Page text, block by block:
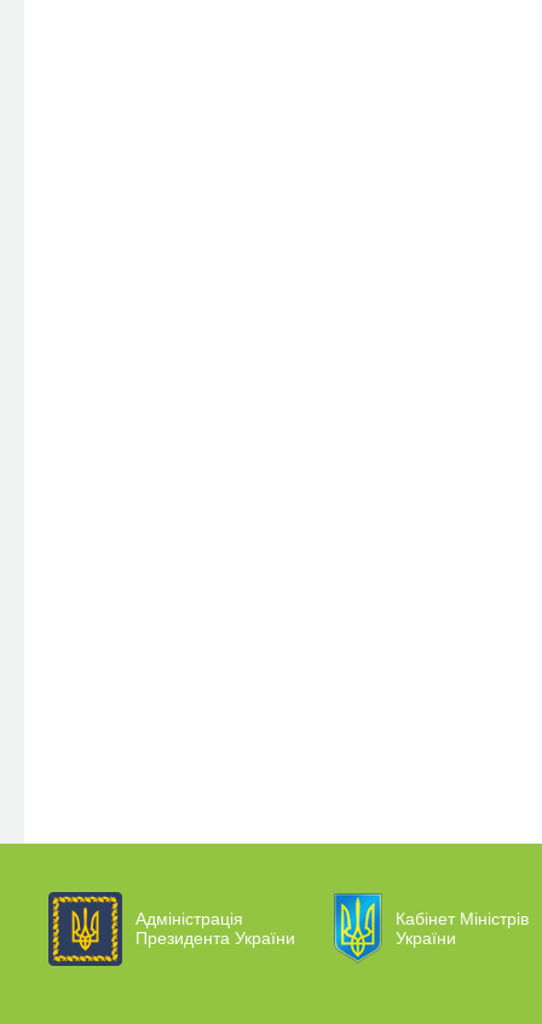
Адміністрація
Президента України
Кабінет Міністрів
України